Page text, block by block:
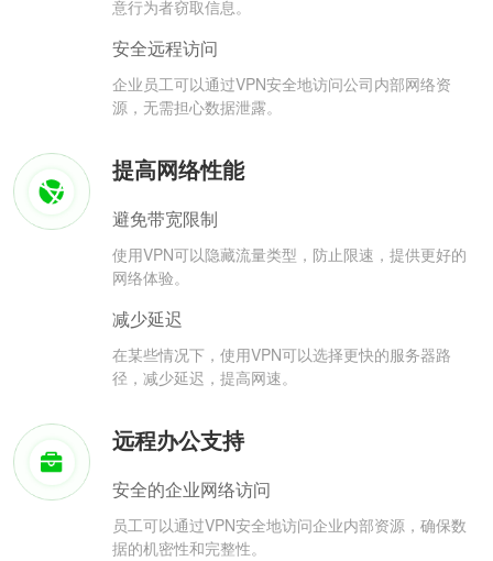
意行为者窃取信息。
安全远程访问
企业员工可以通过VPN安全地访问公司内部网络资
源，无需担心数据泄露。
提高网络性能
避免带宽限制
使用VPN可以隐藏流量类型，防止限速，提供更好的
网络体验。
减少延迟
在某些情况下，使用VPN可以选择更快的服务器路
径，减少延迟，提高网速。
远程办公支持
安全的企业网络访问
员工可以通过VPN安全地访问企业内部资源，确保数
据的机密性和完整性。